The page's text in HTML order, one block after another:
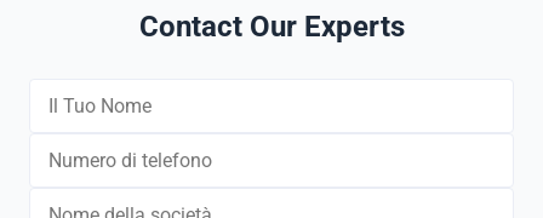
Contact Our Experts